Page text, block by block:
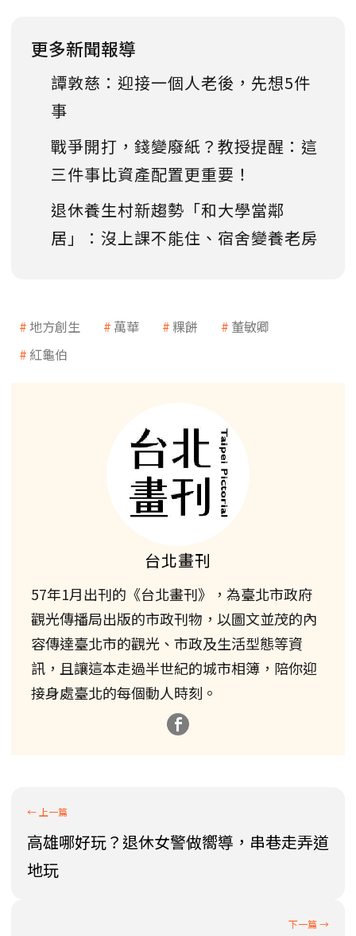
更多新聞報導
譚敦慈：迎接一個人老後，先想5件
事
戰爭開打，錢變廢紙？教授提醒：這
三件事比資產配置更重要！
退休養生村新趨勢「和大學當鄰
居」：沒上課不能住、宿舍變養老房
地方創生 萬華 粿餅
董敏卿
紅龜伯
台北畫刊
57年1月出刊的《台北畫刊》，為臺北市政府
觀光傳播局出版的市政刊物，以圖文並茂的內
容傳達臺北市的觀光、市政及生活型態等資
訊，且讓這本走過半世紀的城市相簿，陪你迎
接身處臺北的每個動人時刻。
高雄哪好玩？退休女警做嚮導，串巷走弄道
地玩